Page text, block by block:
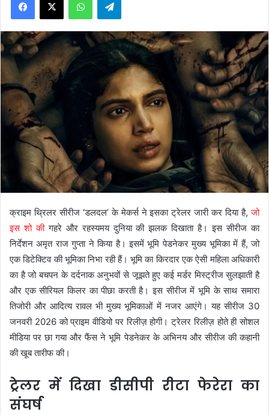
क्राइम थ्रिलर सीरीज ‘डलदल’ के मेकर्स ने इसका ट्रेलर जारी कर दिया है, जो
इस शो कीगहरे और रहस्यमय दुनिया की झलक दिखाता है। इस सीरीज का
निर्देशन अमृत राज गुप्ता ने किया है। इसमें भूमि पेडनेकर मुख्य भूमिका में हैं, जो
एक डिटेक्टिव की भूमिका निभा रही हैं। भूमि का किरदार एक ऐसी महिला अधिकारी
का है जो बचपन के दर्दनाक अनुभवों से जूझते हुए कई मर्डर मिस्ट्रीज सुलझाती है
और एक सीरियल किलर का पीछा करती है। इस सीरीज में भूमि के साथ समारा
तिजोरी और आदित्य रावल भी मुख्य भूमिकाओं में नजर आएंगे। यह सीरीज 30
जनवरी 2026 को प्राइम वीडियो पर रिलीज़ होगी। ट्रेलर रिलीज़ होते ही सोशल
मीडिया पर छा गया और फैंस ने भूमि पेडनेकर के अभिनय और सीरीज की कहानी
की खूब तारीफ की।
ट्रेलर में दिखा डीसीपी रीटा फेरेरा का
संघर्ष